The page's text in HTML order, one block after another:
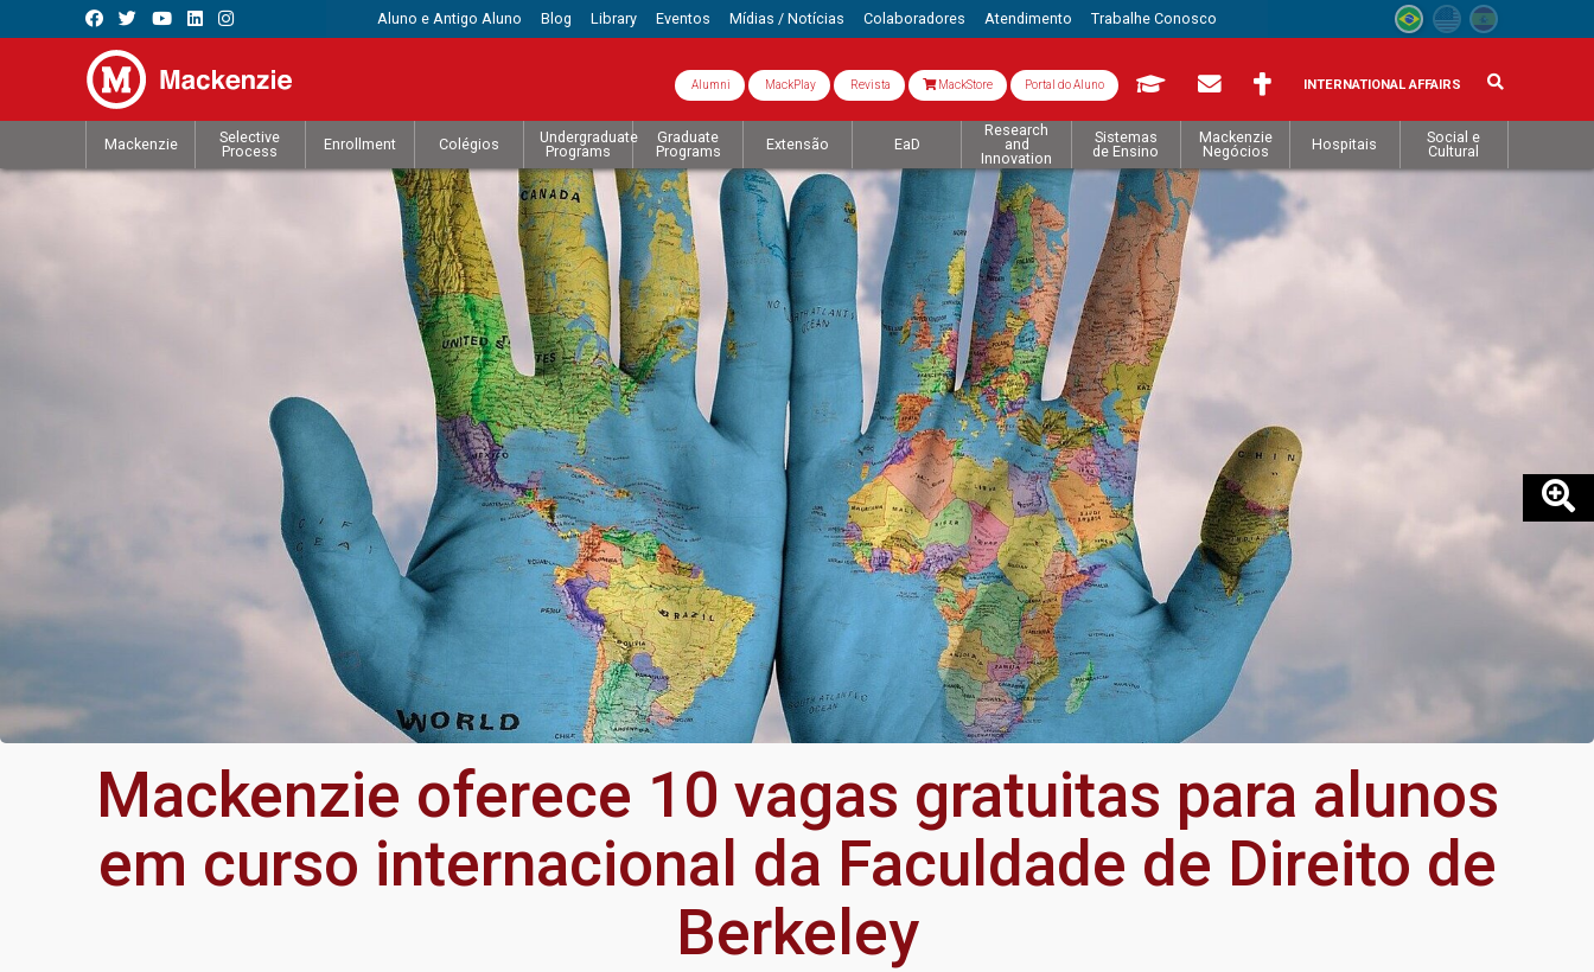
Aluno e Antigo Aluno Blog Library Eventos Mídias / Notícias Colaboradores Atendimento Trabalhe Conosco
Alumni MackPlay Revista MackStore Portal do Aluno INTERNATIONAL AFFAIRS
Mackenzie
Selective
Process
Enrollment Colégios
Undergraduate
Programs
Graduate
Programs
Extensão EaD
Research
and
Innovation
Sistemas
de Ensino
Mackenzie
Negócios
Hospitais
Social e
Cultural
Mackenzie oferece 10 vagas gratuitas para alunos
em curso internacional da Faculdade de Direito de
Berkeley